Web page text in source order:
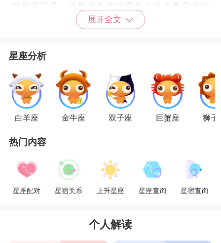
料和不平凡。水瓶座女生从不关心公众意见或闲
话，这是因为她们内在很诚实。对所有水瓶座来
座一旦在爱情里认识到错误，就会毫无懊悔地继续
向前去探索爱情，她们会抛弃老关系，追求新关
系，直到遇到自己年轻时所追求的理想爱情。
比重上看，处女们明显差水瓶们一大截。与其傻傻
地用自以为是的方式去爱她们，不如发挥处女们求
知分析的能力，去深入了解水瓶们，理解她们那天
马行空的想法，不要用讽刺的语气刺激她们的心
利己主义者，处女们必须够独立、坚强，凡事自己
展开全文
星座分析
白羊座 金牛座 双子座 巨蟹座 狮子
热门内容
星座配对 星宿关系 上升星座 星座查询 星宿查询
个人解读